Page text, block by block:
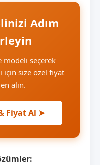
Adım
modeli seçerek
için size özel fiyat
alın.
Fiyat Al ➤